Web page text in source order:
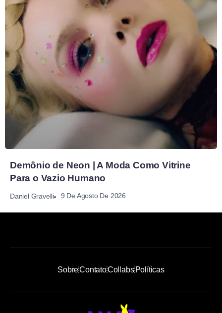
Demônio de Neon | A Moda Como Vitrine
Para o Vazio Humano
Daniel Gravelli 9 De Agosto De 2026
SobreContatoCollabsPolíticas